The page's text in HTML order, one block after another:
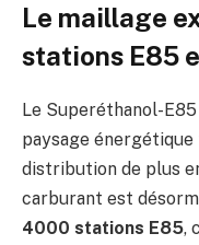
Le maillage
stations E85
Le Superéthanol-
paysage énergétique
distribution de plus
carburant est
4000 stations E85,